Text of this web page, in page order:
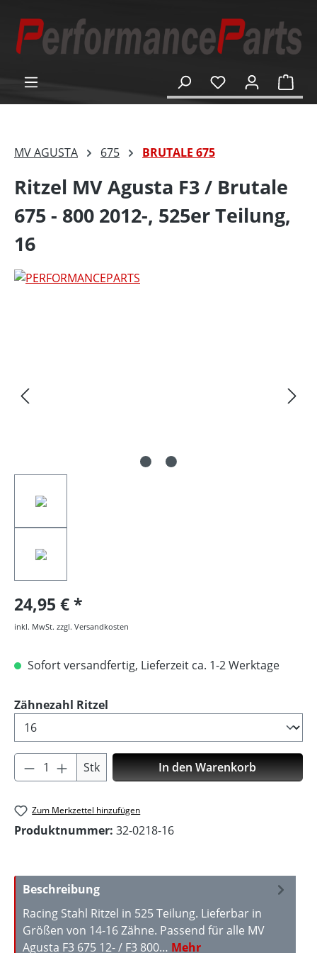
springen
MV AGUSTA 675 BRUTALE 675
Ritzel MV Agusta F3 / Brutale
675 - 800 2012-, 525er Teilung,
16
24,95 €
inkl. MwSt. zzgl. Versandkosten
Sofort versandfertig, Lieferzeit ca. 1-2 Werktage
Zähnezahl Ritzel
Produkt Anzahl: Gib den gewünschten
Stk In den Warenkorb
Zum Merkzettel hinzufügen
Produktnummer: 32-0218-16
Beschreibung
Racing Stahl Ritzel in 525 Teilung. Lieferbar in
Größen von 14-16 Zähne. Passend für alle MV
Agusta F3 675 12- / F3 800… Mehr